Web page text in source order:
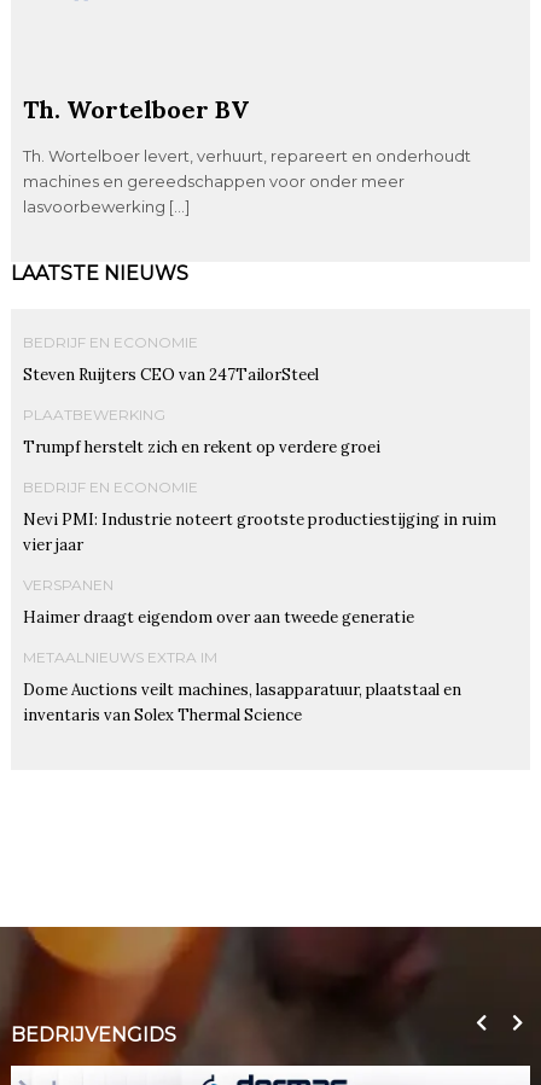
Th. Wortelboer BV
Th. Wortelboer levert, verhuurt, repareert en onderhoudt
machines en gereedschappen voor onder meer
lasvoorbewerking […]
LAATSTE NIEUWS
BEDRIJF EN ECONOMIE
Steven Ruijters CEO van 247TailorSteel
PLAATBEWERKING
Trumpf herstelt zich en rekent op verdere groei
BEDRIJF EN ECONOMIE
Nevi PMI: Industrie noteert grootste productiestijging in ruim
vier jaar
VERSPANEN
Haimer draagt eigendom over aan tweede generatie
METAALNIEUWS EXTRA IM
Dome Auctions veilt machines, lasapparatuur, plaatstaal en
inventaris van Solex Thermal Science
BEDRIJVENGIDS